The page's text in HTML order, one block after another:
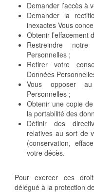
Demander l’accès à
Demander la
inexactes Vous
Obtenir l’effacement
Restreindre
Personnelles ;
Retirer votre
Données
Vous opposer
Personnelles ;
Obtenir une copie
la portabilité des
Définir des
relatives au sort de
(conservation,
votre décès.
Pour exercer ces
délégué à la protection